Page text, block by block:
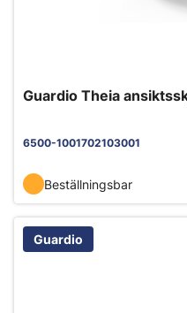
Guardio Theia
6500-1001702103001
Beställningsbar
Guardio